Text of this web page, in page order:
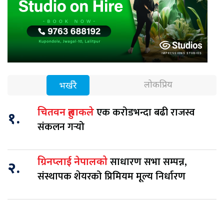
भर्खरै लोकप्रिय
१. चितवन हुलाकलेएक करोडभन्दा बढी राजस्व
संकलन गर्‍यो
२. ग्रिनप्लाई नेपालकोसाधारण सभा सम्पन्न,
संस्थापक शेयरको प्रिमियम मूल्य निर्धारण